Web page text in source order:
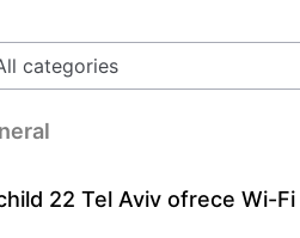
22 Tel Aviv ofrece Wi-